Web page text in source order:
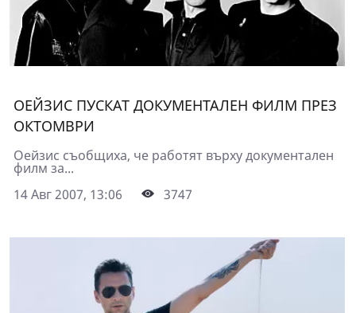
ОЕЙЗИС ПУСКАТ ДОКУМЕНТАЛЕН ФИЛМ ПРЕЗ
ОКТОМВРИ
Оейзис съобщиха, че работят върху документален
филм за...
14 Авг 2007, 13:06
3747